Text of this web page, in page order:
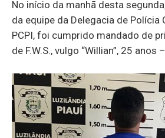
No início da manhã desta
da equipe da Delegacia de Polícia
PCPI, foi cumprido mandado de
de F.W.S., vulgo “Willian”, 25